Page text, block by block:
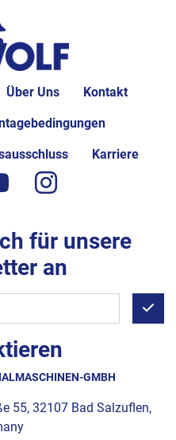
Über Uns Kontakt
Karriere
GMBH
55, 32107 Bad Salzuflen,
youtubeinstagram
für unsere
an